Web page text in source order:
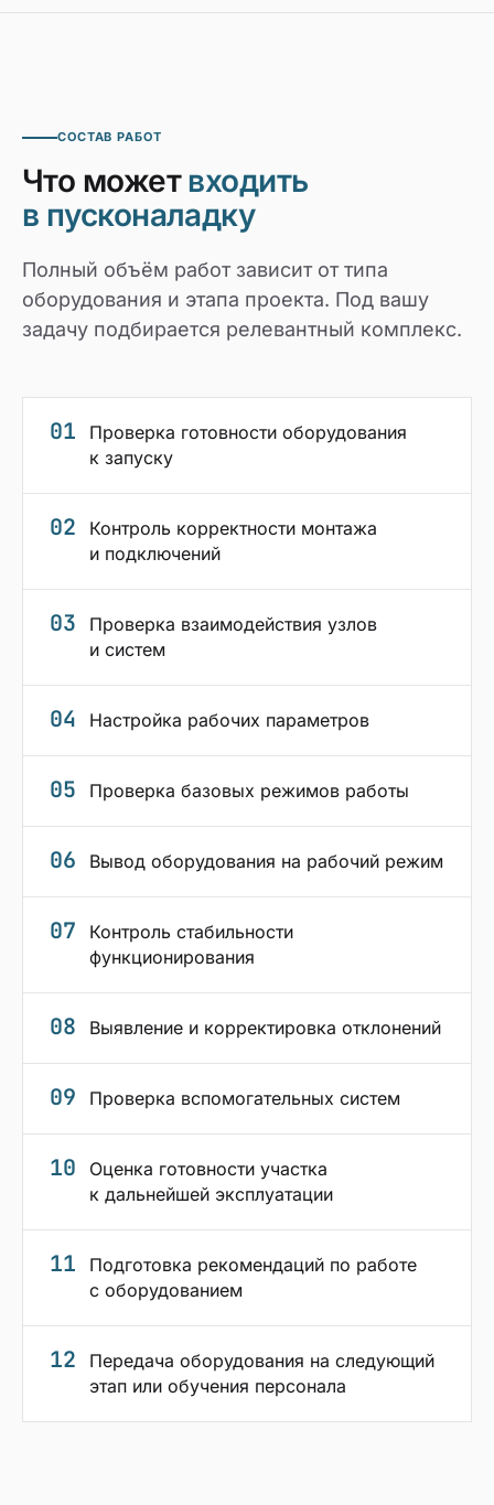
СОСТАВ РАБОТ
Что можетвходить
в пусконаладку
Полный объём работ зависит от типа
оборудования и этапа проекта. Под вашу
задачу подбирается релевантный комплекс.
01
Проверка готовности оборудования
к запуску
02
Контроль корректности монтажа
и подключений
03
Проверка взаимодействия узлов
и систем
04 Настройка рабочих параметров
05 Проверка базовых режимов работы
06 Вывод оборудования на рабочий режим
07
Контроль стабильности
функционирования
08 Выявление и корректировка отклонений
09 Проверка вспомогательных систем
10
Оценка готовности участка
к дальнейшей эксплуатации
11
Подготовка рекомендаций по работе
с оборудованием
12
Передача оборудования на следующий
этап или обучения персонала